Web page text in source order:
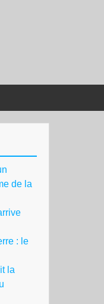
de la
: le
la